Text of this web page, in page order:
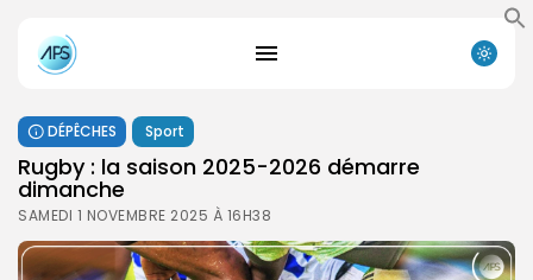
DÉPÊCHES Sport
Rugby : la saison 2025-2026 démarre
dimanche
SAMEDI 1 NOVEMBRE 2025 À 16H38